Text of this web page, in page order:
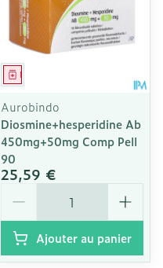
Médicament
Aurobindo
Diosmine+hesperidine Ab
450mg+50mg Comp Pell
90
25,59 €
Ajouter au panier